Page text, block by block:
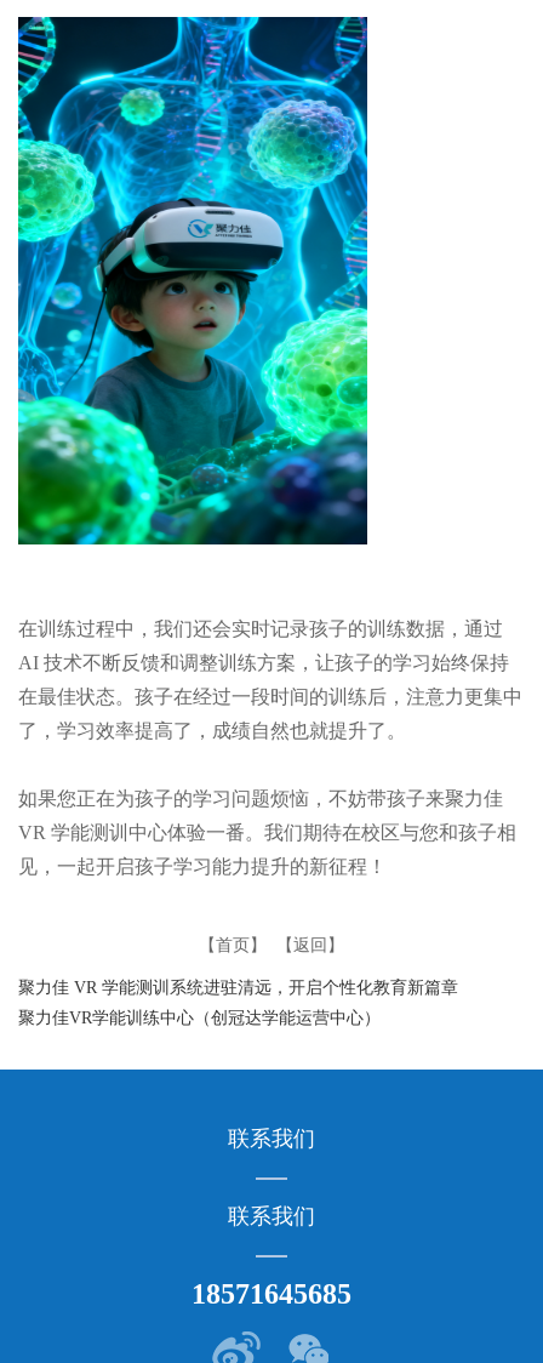
在训练过程中，我们还会实时记录孩子的训练数据，通过
AI 技术不断反馈和调整训练方案，让孩子的学习始终保持
在最佳状态。孩子在经过一段时间的训练后，注意力更集中
了，学习效率提高了，成绩自然也就提升了。
如果您正在为孩子的学习问题烦恼，不妨带孩子来聚力佳
VR 学能测训中心体验一番。我们期待在校区与您和孩子相
见，一起开启孩子学习能力提升的新征程！
【首页】 【返回】
聚力佳 VR 学能测训系统进驻清远，开启个性化教育新篇章
聚力佳VR学能训练中心（创冠达学能运营中心）
联系我们
联系我们
18571645685